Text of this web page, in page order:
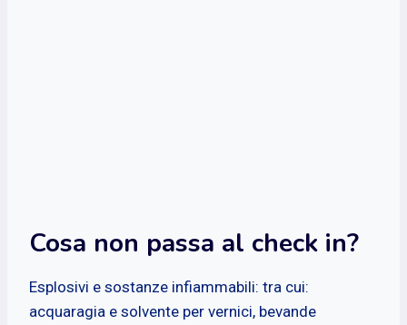
Cosa non passa al check in?
Esplosivi e sostanze infiammabili: tra cui:
acquaragia e solvente per vernici, bevande